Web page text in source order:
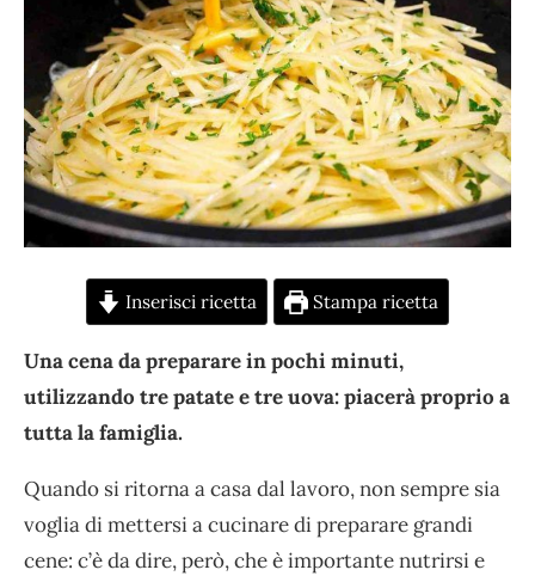
Inserisci ricetta Stampa ricetta
Una cena da preparare in pochi minuti,
utilizzando tre patate e tre uova: piacerà proprio a
tutta la famiglia.
Quando si ritorna a casa dal lavoro, non sempre sia
voglia di mettersi a cucinare di preparare grandi
cene: c’è da dire, però, che è importante nutrirsi e